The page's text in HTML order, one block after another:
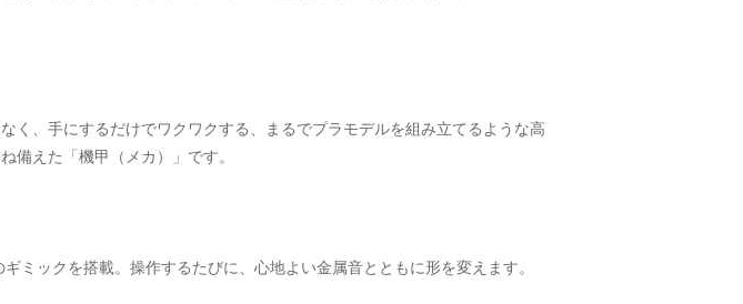
く、手にするだけでワクワクする、まるでプラモデルを組み立てるような高
備えた「機甲（メカ）」です。
ミックを搭載。操作するたびに、心地よい金属音とともに形を変えます。